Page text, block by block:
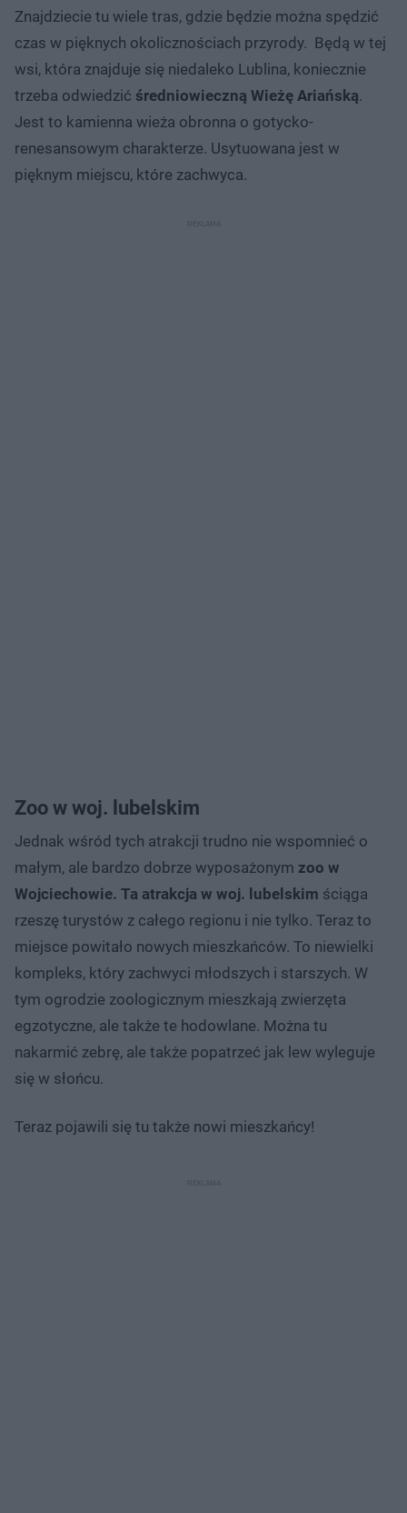
Znajdziecie tu wiele tras, gdzie będzie można spędzić
czas w pięknych okolicznościach przyrody. Będą w tej
wsi, która znajduje się niedaleko Lublina, koniecznie
trzeba odwiedzić średniowieczną Wieżę Ariańską.
Jest to kamienna wieża obronna o gotycko-
renesansowym charakterze. Usytuowana jest w
pięknym miejscu, które zachwyca.
Zoo w woj. lubelskim
Jednak wśród tych atrakcji trudno nie wspomnieć o
małym, ale bardzo dobrze wyposażonym zoo w
Wojciechowie. Ta atrakcja w woj. lubelskim ściąga
rzeszę turystów z całego regionu i nie tylko. Teraz to
miejsce powitało nowych mieszkańców. To niewielki
kompleks, który zachwyci młodszych i starszych. W
tym ogrodzie zoologicznym mieszkają zwierzęta
egzotyczne, ale także te hodowlane. Można tu
nakarmić zebrę, ale także popatrzeć jak lew wyleguje
się w słońcu.
Teraz pojawili się tu także nowi mieszkańcy!